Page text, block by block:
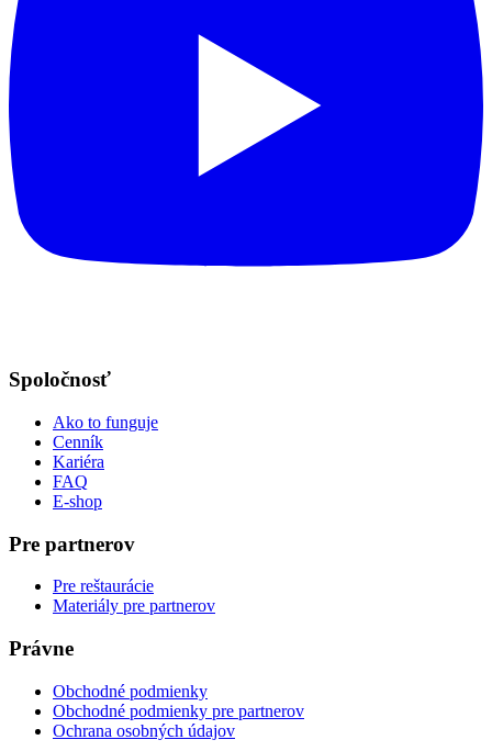
Spoločnosť
Ako to funguje
Cenník
Kariéra
FAQ
E-shop
Pre partnerov
Pre reštaurácie
Materiály pre partnerov
Právne
Obchodné podmienky
Obchodné podmienky pre partnerov
Ochrana osobných údajov